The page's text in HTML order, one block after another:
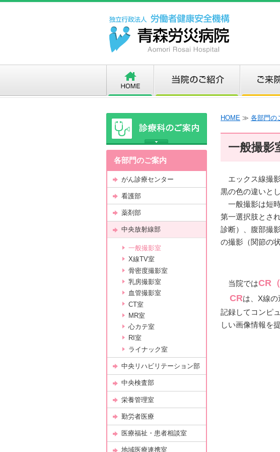
HOME ≫ 各部門の
一般撮影
エックス線撮
黒の色の違いと
一般撮影は短
第一選択肢とさ
診断）、腹部撮
の撮影（関節の
当院ではCR
CRは、X線
記録してコンピ
しい画像情報を
各部門のご案内
がん診療センター
看護部
薬剤部
中央放射線部
一般撮影室
X線TV室
骨密度撮影室
乳房撮影室
血管撮影室
CT室
MR室
心カテ室
RI室
ライナック室
中央リハビリテーション部
中央検査部
栄養管理室
勤労者医療
医療福祉・患者相談室
地域医療連携室